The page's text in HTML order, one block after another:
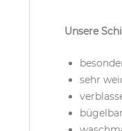
Unsere
sehr
bügelbar